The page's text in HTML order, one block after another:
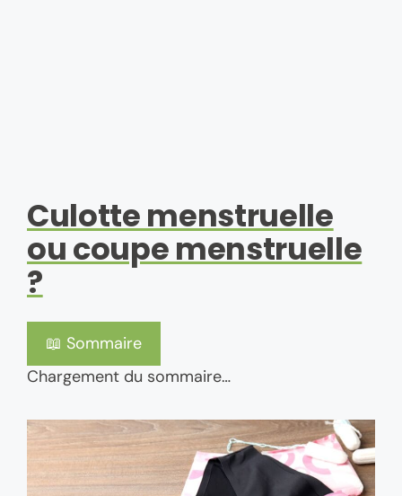
Culotte menstruelle
ou coupe menstruelle
?
📖 Sommaire
Chargement du sommaire…